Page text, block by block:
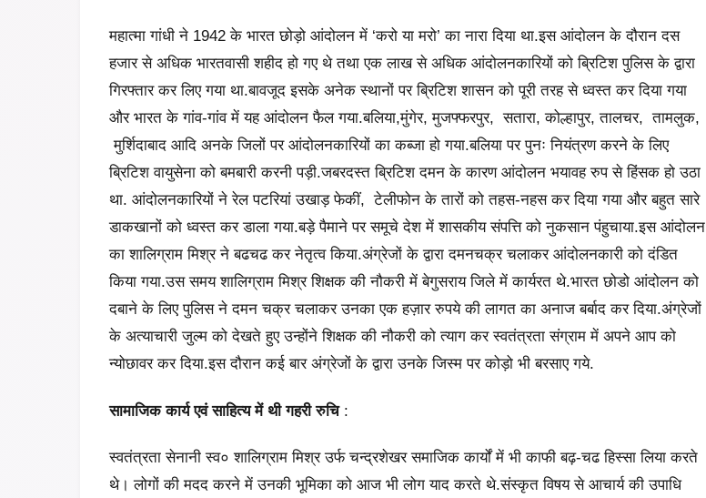
महात्मा गांधी ने 1942 के भारत छोड़ो आंदोलन में ‘करो या मरो’ का नारा दिया था.इस आंदोलन के दौरान दस
हजार से अधिक भारतवासी शहीद हो गए थे तथा एक लाख से अधिक आंदोलनकारियों को ब्रिटिश पुलिस के द्वारा
गिरफ्तार कर लिए गया था.बावजूद इसके अनेक स्थानों पर ब्रिटिश शासन को पूरी तरह से ध्वस्त कर दिया गया
और भारत के गांव-गांव में यह आंदोलन फैल गया.बलिया,मुंगेर, मुजफ्फरपुर, सतारा, कोल्हापुर, तालचर, तामलुक,
मुर्शिदाबाद आदि अनके जिलों पर आंदोलनकारियों का कब्जा हो गया.बलिया पर पुनः नियंत्रण करने के लिए
ब्रिटिश वायुसेना को बमबारी करनी पड़ी.जबरदस्त ब्रिटिश दमन के कारण आंदोलन भयावह रुप से हिंसक हो उठा
था. आंदोलनकारियों ने रेल पटरियां उखाड़ फेकीं, टेलीफोन के तारों को तहस-नहस कर दिया गया और बहुत सारे
डाकखानों को ध्वस्त कर डाला गया.बड़े पैमाने पर समूचे देश में शासकीय संपत्ति को नुकसान पंहुचाया.इस आंदोलन
का शालिग्राम मिश्र ने बढचढ कर नेतृत्व किया.अंग्रेजों के द्वारा दमनचक्र चलाकर आंदोलनकारी को दंडित
किया गया.उस समय शालिग्राम मिश्र शिक्षक की नौकरी में बेगुसराय जिले में कार्यरत थे.भारत छोडो आंदोलन को
दबाने के लिए पुलिस ने दमन चक्र चलाकर उनका एक हज़ार रुपये की लागत का अनाज बर्बाद कर दिया.अंग्रेजों
के अत्याचारी जुल्म को देखते हुए उन्होंने शिक्षक की नौकरी को त्याग कर स्वतंत्रता संग्राम में अपने आप को
न्योछावर कर दिया.इस दौरान कई बार अंग्रेजों के द्वारा उनके जिस्म पर कोड़ो भी बरसाए गये.
सामाजिक कार्य एवं साहित्य में थी गहरी रुचि:
स्वतंत्रता सेनानी स्व० शालिग्राम मिश्र उर्फ चन्द्रशेखर समाजिक कार्यों में भी काफी बढ़-चढ हिस्सा लिया करते
थे। लोगों की मदद करने में उनकी भूमिका को आज भी लोग याद करते थे.संस्कृत विषय से आचार्य की उपाधि